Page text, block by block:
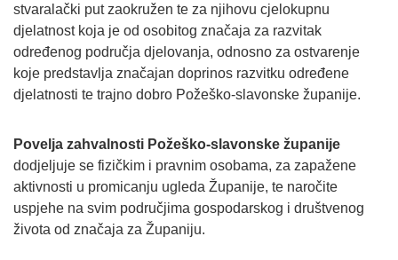
stvaralački put zaokružen te za njihovu cjelokupnu
djelatnost koja je od osobitog značaja za razvitak
određenog područja djelovanja, odnosno za ostvarenje
koje predstavlja značajan doprinos razvitku određene
djelatnosti te trajno dobro Požeško-slavonske županije.
Povelja zahvalnosti Požeško-slavonske županije
dodjeljuje se fizičkim i pravnim osobama, za zapažene
aktivnosti u promicanju ugleda Županije, te naročite
uspjehe na svim područjima gospodarskog i društvenog
života od značaja za Županiju.